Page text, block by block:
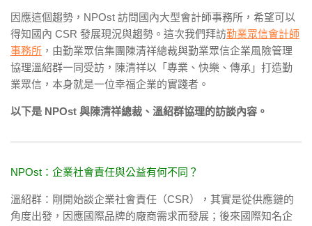
因應這個趨勢，NPOst 訪問國內大型會計師事務所，希望可以
得知國內 CSR 發展現況與趨勢。這次我們拜訪勤業眾信會計師
事務所 ，由勤業眾信集團陳清祥總裁與勤業眾信企業風險管理
協理溫紹群一同受訪，陳清祥以「專業、快樂、傳承」打造勤
業眾信，本身就是一位幸福企業的實踐者。
以下是 NPOst 與陳清祥總裁、溫紹群協理的訪談內容。
NPOst：企業社會責任與公益有何不同？
溫紹群：剛開始談企業社會責任（CSR），其實是從供應鏈的
角度出發，因應國際品牌的廠商需求而發展；後來國際知名企